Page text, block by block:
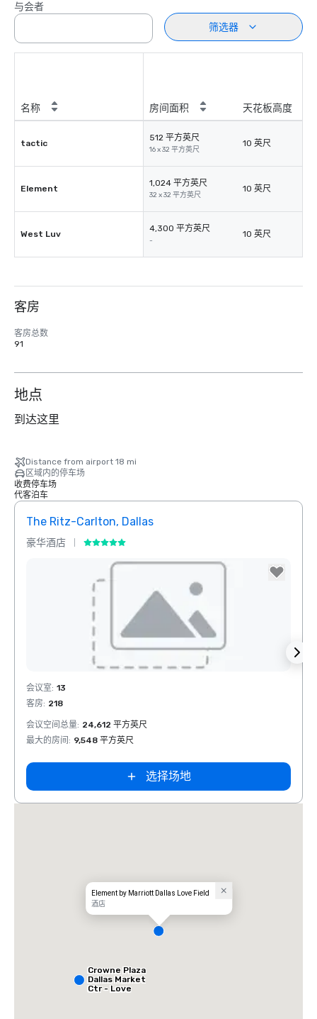
与会者
筛选器
名称 房间面积 天花板高度
tactic
512 平方英尺
16 x 32 平方英尺
10 英尺
Element
1,024 平方英尺
32 x 32 平方英尺
10 英尺
West Luv
4,300 平方英尺
-
10 英尺
客房
客房总数
91
地点
到达这里
Distance from airport 18 mi
区域内的停车场
收费停车场
代客泊车
The Ritz-Carlton, Dallas
豪华酒店
Removed from favorites
会议室: 13
客房: 218
会议空间总量: 24,612 平方英尺
最大的房间 : 9,548 平方英尺
选择场地
Element by Marriott Dallas Love Field
酒店
Crowne Plaza
Dallas Market
Ctr - Love